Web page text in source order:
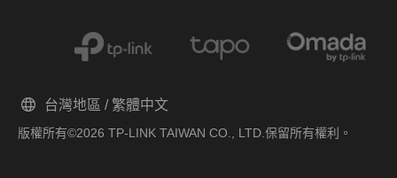
版權所有©2026 TP-LINK TAIWAN CO., LTD.保留所有權利。
台灣地區 / 繁體中文